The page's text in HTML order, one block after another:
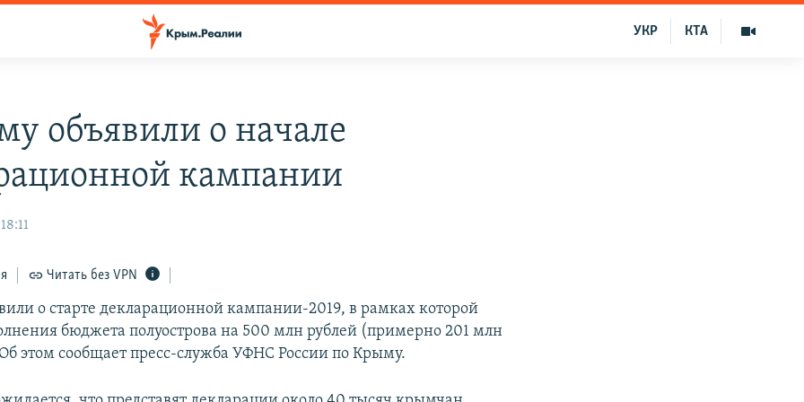
КТА
УКР
объявили о начале
кампании
Читать без VPN
о старте декларационной кампании-2019, в рамках которой
бюджета полуострова на 500 млн рублей (примерно 201 млн
этом сообщает пресс-служба УФНС России по Крыму.